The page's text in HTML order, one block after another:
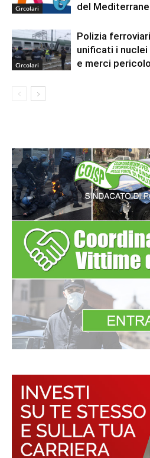
Circolari
del
Circolari
Polizia
unificati i
e merci